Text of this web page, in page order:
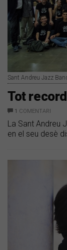
Sant Andreu Jazz
Tot
1 COMENTARI
La Sant Andreu
en el seu desè